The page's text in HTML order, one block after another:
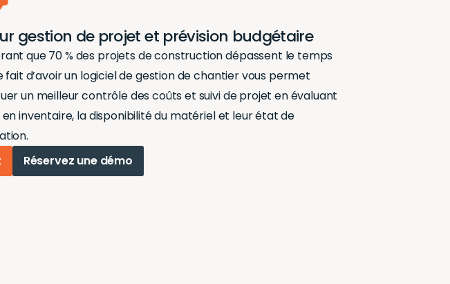
gestion de projet et prévision budgétaire
que 70 % des projets de constructiondépassent le temps
fait d’avoir un logiciel de gestionde chantier vous permet
un meilleurcontrôle des coûtset suivi de projet en évaluant
inventaire, la disponibilité du matériel et leur état de
Réservez une démo